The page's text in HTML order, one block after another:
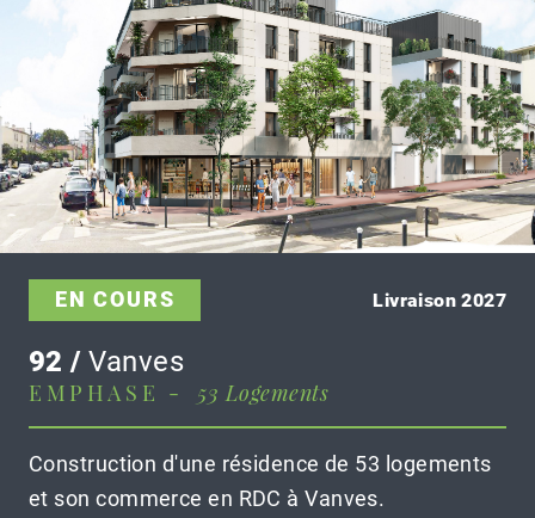
EN COURS Livraison 2027
92 /Vanves
EMPHASE - 53 Logements
Construction d'une résidence de 53 logements
et son commerce en RDC à Vanves.